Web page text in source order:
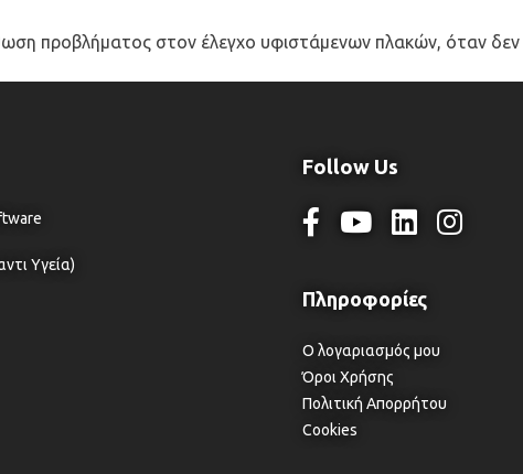
προβλήματος στον έλεγχο υφιστάμενων πλακών, όταν δεν
Υγεία)
Follow Us
Ο λογαριασμός μου
Όροι Χρήσης
Πολιτική Απορρήτου
Cookies